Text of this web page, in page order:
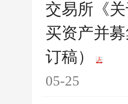
交易所《
买资产并
订稿）
05-25